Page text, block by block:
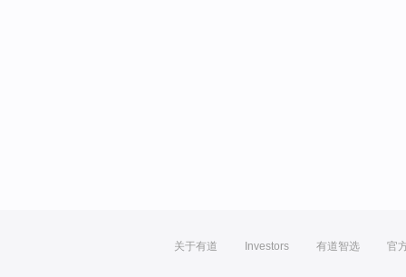
关于有道 Investors 有道智选 官